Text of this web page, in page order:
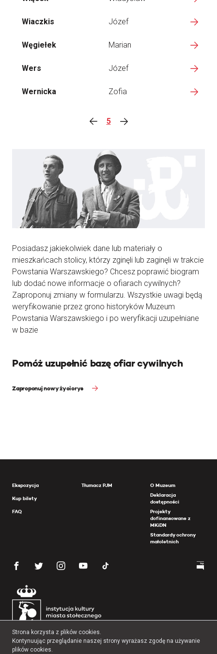
Wiaczkis Józef
Węgiełek Marian
Wers Józef
Wernicka Zofia
5
Posiadasz jakiekolwiek dane lub materiały o
mieszkańcach stolicy, którzy zginęli lub zaginęli w trakcie
Powstania Warszawskiego? Chcesz poprawić biogram
lub dodać nowe informacje o ofiarach cywilnych?
Zaproponuj zmiany w formularzu. Wszystkie uwagi będą
weryfikowanie przez grono historyków Muzeum
Powstania Warszawskiego i po weryfikacji uzupełniane
w bazie
Pomóż uzupełnić bazę ofiar cywilnych
Zaproponuj nowy życiorys
Ekspozycja
Kup bilety
FAQ
Tłumacz PJM
O Muzeum
Deklaracja
dostępności
Projekty
dofinansowane z
MKiDN
Standardy ochrony
małoletnich
Strona korzysta z plików cookies.
Kontynuując przeglądanie naszej strony wyrażasz zgodę na używanie
plików cookies.